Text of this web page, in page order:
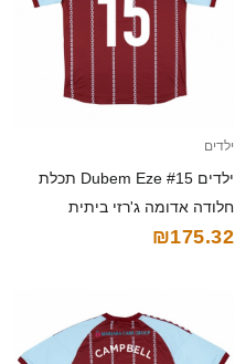
ילדים
ילדים Dubem Eze #15 תכלת
חלודה אדומה ג'רזי ביתית
2025/26 חולצה קצרה
₪175.32